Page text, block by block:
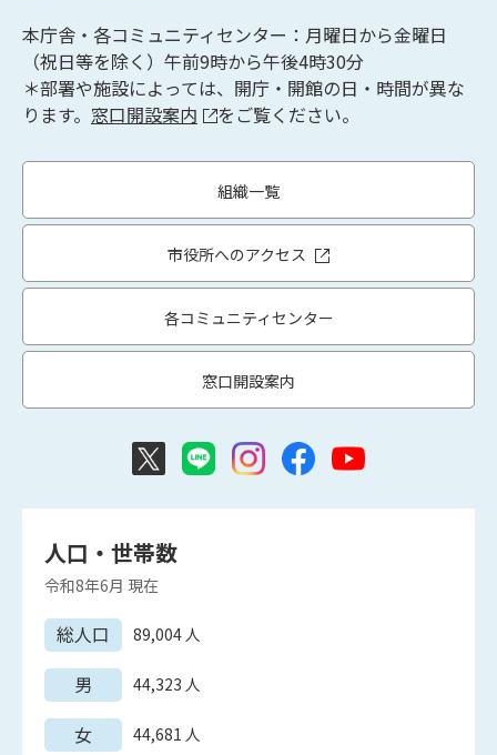
本庁舎・各コミュニティセンター：月曜日から金曜日
（祝日等を除く）午前9時から午後4時30分
＊部署や施設によっては、開庁・開館の日・時間が異な
ります。 窓口開設案内 をご覧ください。
組織一覧
市役所へのアクセス
各コミュニティセンター
窓口開設案内
人口・世帯数
令和8年6月 現在
総人口 89,004人
男 44,323 人
女 44,681 人